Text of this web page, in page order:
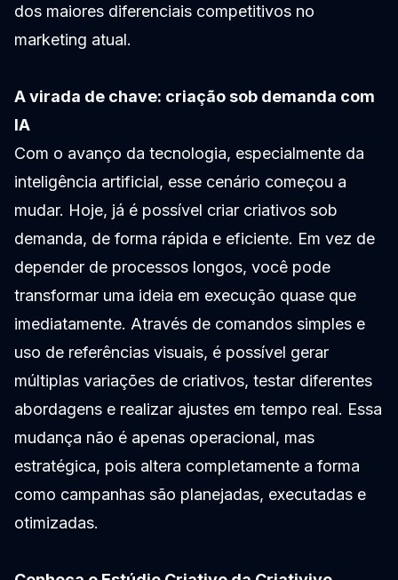
dos maiores diferenciais competitivos no
marketing atual.
A virada de chave: criação sob demanda com
IA
Com o avanço da tecnologia, especialmente da
inteligência artificial, esse cenário começou a
mudar. Hoje, já é possível criar criativos sob
demanda, de forma rápida e eficiente. Em vez de
depender de processos longos, você pode
transformar uma ideia em execução quase que
imediatamente. Através de comandos simples e
uso de referências visuais, é possível gerar
múltiplas variações de criativos, testar diferentes
abordagens e realizar ajustes em tempo real. Essa
mudança não é apenas operacional, mas
estratégica, pois altera completamente a forma
como campanhas são planejadas, executadas e
otimizadas.